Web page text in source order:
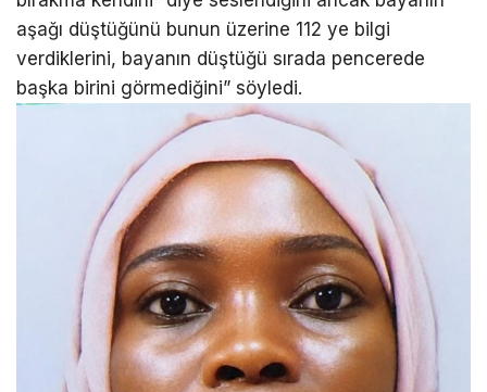
aşağı düştüğünü bunun üzerine 112 ye bilgi
verdiklerini, bayanın düştüğü sırada pencerede
başka birini görmediğini” söyledi.